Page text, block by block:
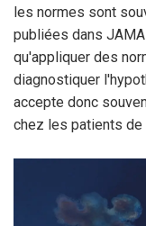
les normes sont
publiées dans
qu'appliquer des
diagnostiquer
accepte donc
chez les patients de